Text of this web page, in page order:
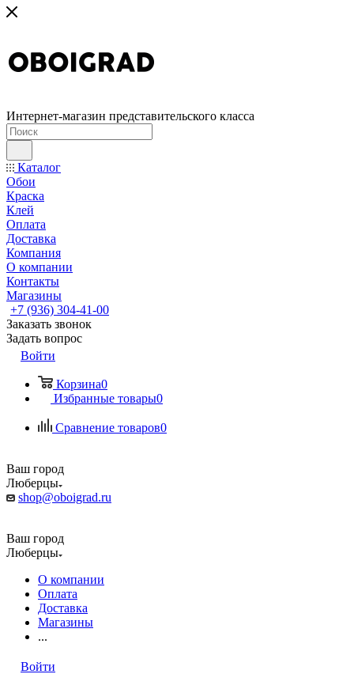
Интернет-магазин представительского класса
Каталог
Обои
Краска
Клей
Оплата
Доставка
Компания
О компании
Контакты
Магазины
+7 (936) 304-41-00
Заказать звонок
Задать вопрос
Войти
Корзина0
Избранные товары0
Сравнение товаров0
Ваш город
Люберцы
shop@oboigrad.ru
Ваш город
Люберцы
О компании
Оплата
Доставка
Магазины
...
Войти